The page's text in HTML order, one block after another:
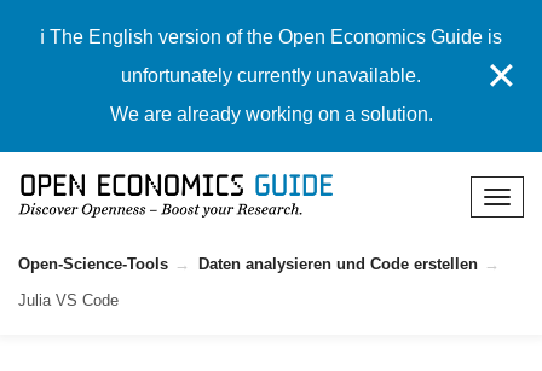
ℹ️ The English version of the Open Economics Guide is
unfortunately currently unavailable.
We are already working on a solution.
✕
Open-Science-Tools
Daten analysieren und Code erstellen
Julia VS Code